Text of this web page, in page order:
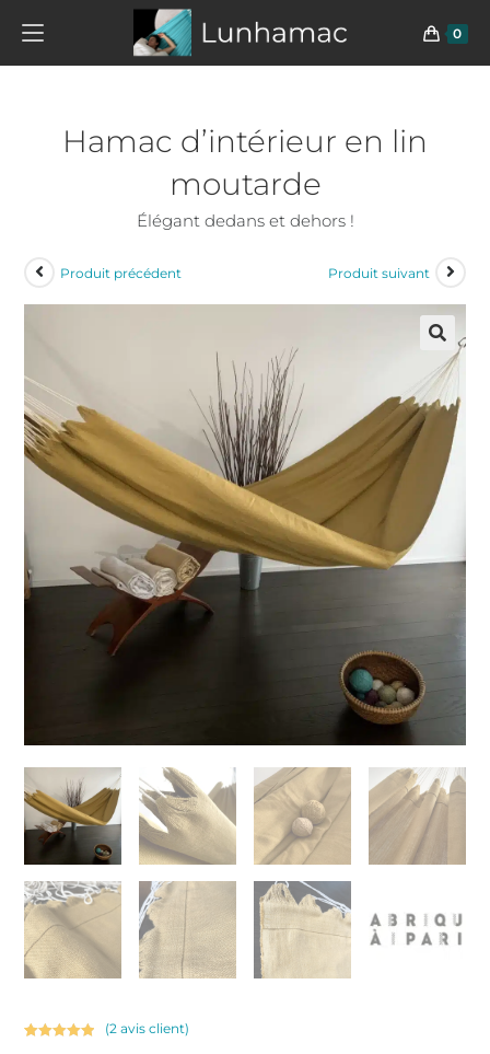
0
Hamac d’intérieur en lin
moutarde
Élégant dedans et dehors !
Produit précédent Produit suivant
(2 avis client)